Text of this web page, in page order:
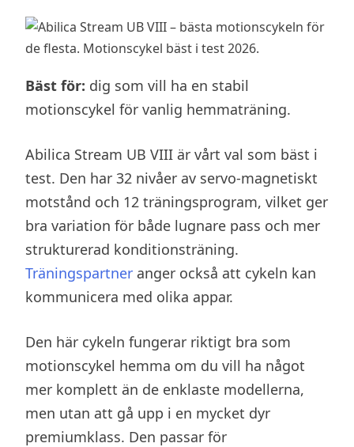
Bäst för: dig som vill ha en stabil
motionscykel för vanlig hemmaträning.
Abilica Stream UB VIII är vårt val som bäst i
test. Den har 32 nivåer av servo-magnetiskt
motstånd och 12 träningsprogram, vilket ger
bra variation för både lugnare pass och mer
strukturerad konditionsträning.
Träningspartner anger också att cykeln kan
kommunicera med olika appar.
Den här cykeln fungerar riktigt bra som
motionscykel hemma om du vill ha något
mer komplett än de enklaste modellerna,
men utan att gå upp i en mycket dyr
premiumklass. Den passar för